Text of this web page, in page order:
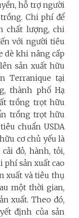
hỗ trợ người
Chi phí để
chất lượng, chi
với người tiêu
dè khi nâng cấp
sản xuất hữu
Terranique tại
thành phố Hạ
trồng trọt hữu
trồng trọt hữu
chuẩn USDA
cơ chủ yếu là
đỏ, hành, tỏi,
phí sản xuất cao
xuất và tiêu thụ
một thời gian,
xuất. Theo đó,
định của sản